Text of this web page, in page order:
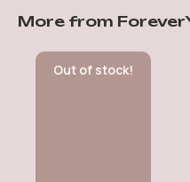
More from
Out of stock!